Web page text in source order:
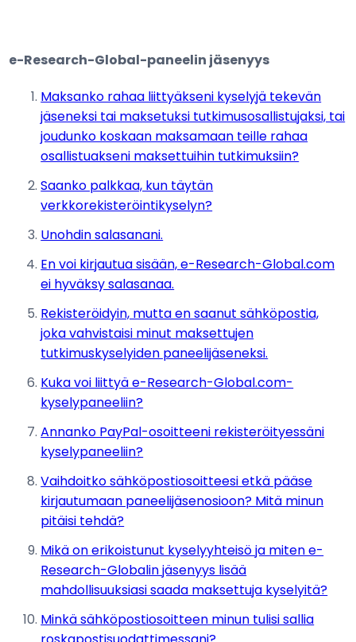
e-Research-Global-paneelin jäsenyys
Maksanko rahaa liittyäkseni kyselyjä tekevän
jäseneksi tai maksetuksi tutkimusosallistujaksi, tai
joudunko koskaan maksamaan teille rahaa
osallistuakseni maksettuihin tutkimuksiin?
Saanko palkkaa, kun täytän
verkkorekisteröintikyselyn?
Unohdin salasanani.
En voi kirjautua sisään, e-Research-Global.com
ei hyväksy salasanaa.
Rekisteröidyin, mutta en saanut sähköpostia,
joka vahvistaisi minut maksettujen
tutkimuskyselyiden paneelijäseneksi.
Kuka voi liittyä e-Research-Global.com-
kyselypaneeliin?
Annanko PayPal-osoitteeni rekisteröityessäni
kyselypaneeliin?
Vaihdoitko sähköpostiosoitteesi etkä pääse
kirjautumaan paneelijäsenosioon? Mitä minun
pitäisi tehdä?
Mikä on erikoistunut kyselyyhteisö ja miten e-
Research-Globalin jäsenyys lisää
mahdollisuuksiasi saada maksettuja kyselyitä?
Minkä sähköpostiosoitteen minun tulisi sallia